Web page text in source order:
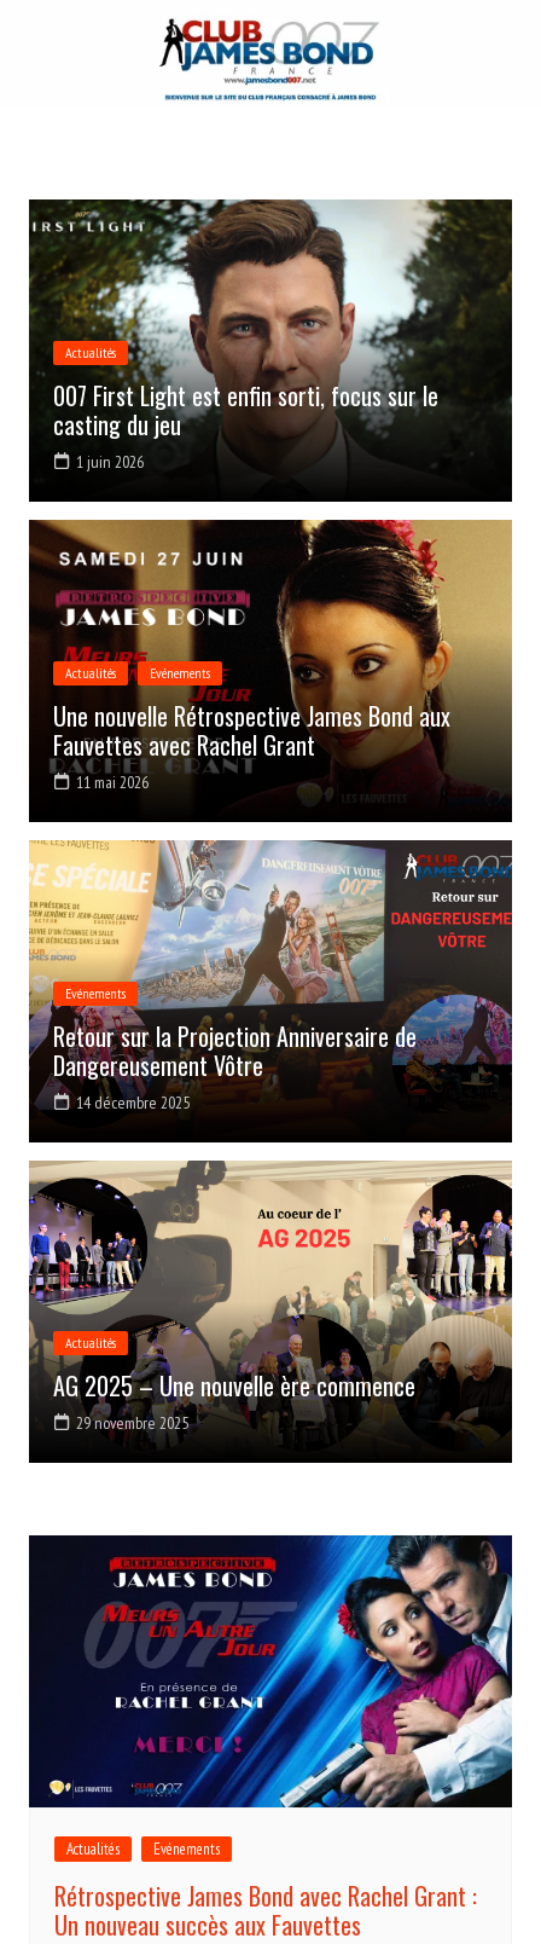
Actualités
007 First Light est enfin sorti, focus sur le
casting du jeu
1 juin 2026
Actualités Evénements
Une nouvelle Rétrospective James Bond aux
Fauvettes avec Rachel Grant
11 mai 2026
Evénements
Retour sur la Projection Anniversaire de
Dangereusement Vôtre
14 décembre 2025
Actualités
AG 2025 – Une nouvelle ère commence
29 novembre 2025
Actualités Evénements
Rétrospective James Bond avec Rachel Grant :
Un nouveau succès aux Fauvettes